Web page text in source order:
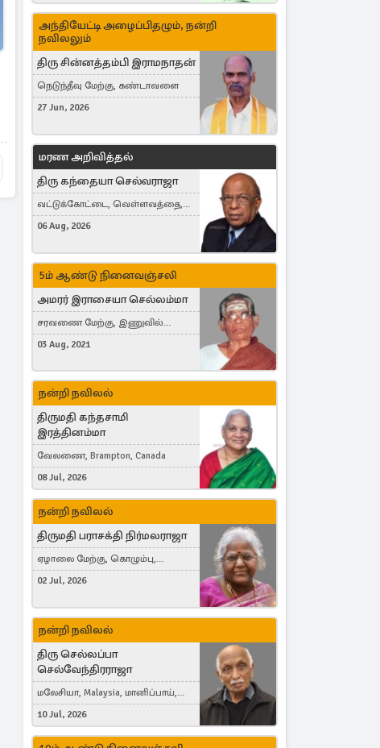
அந்தியேட்டி அழைப்பிதழும், நன்றி
நவிலலும்
திரு சின்னத்தம்பி இராமநாதன்
நெடுந்தீவு மேற்கு, கண்டாவளை
27 Jun, 2026
மரண அறிவித்தல்
திரு கந்தையா செல்வராஜா
வட்டுக்கோட்டை, வெள்ளவத்தை,
Toronto, Canada
06 Aug, 2026
5ம் ஆண்டு நினைவஞ்சலி
அமரர் இராசையா செல்லம்மா
சரவணை மேற்கு, இணுவில்
கிழக்கு
03 Aug, 2021
நன்றி நவிலல்
திருமதி கந்தசாமி
இரத்தினம்மா
வேலணை, Brampton, Canada
08 Jul, 2026
நன்றி நவிலல்
திருமதி பராசக்தி நிர்மலராஜா
ஏழாலை மேற்கு, கொழும்பு,
தங்காலை, London, United Kingdom
02 Jul, 2026
நன்றி நவிலல்
திரு செல்லப்பா
செல்வேந்திரராஜா
மலேசியா, Malaysia, மானிப்பாய்,
Duisburg, Germany, London, United
Kingdom
10 Jul, 2026